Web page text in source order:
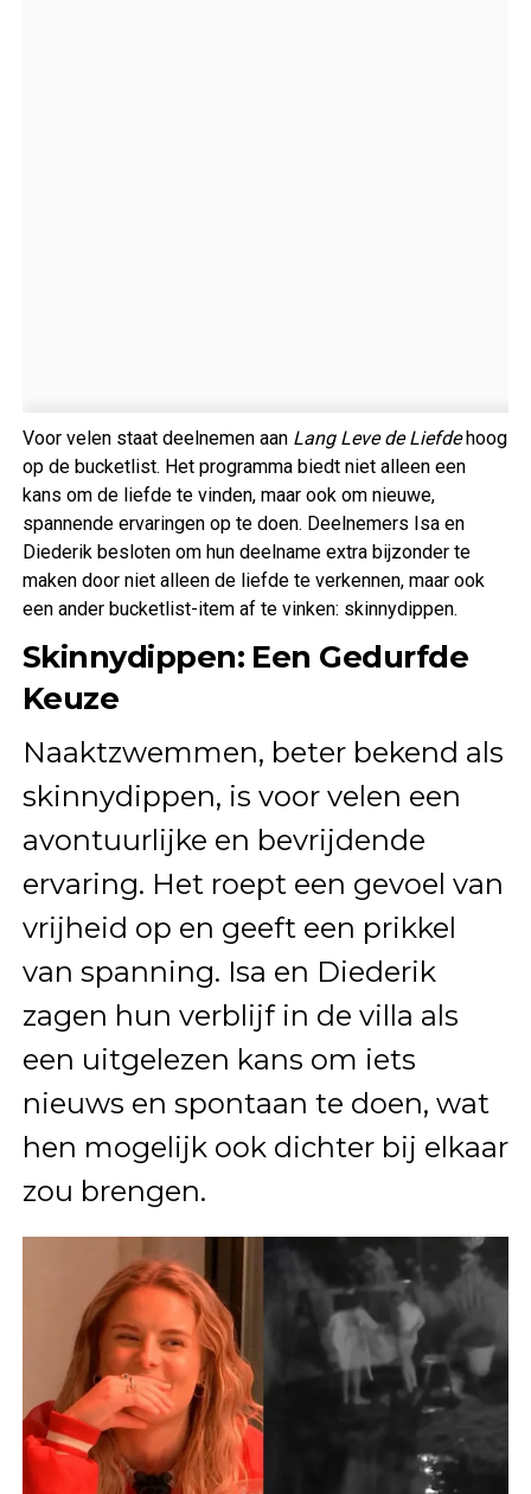
Voor velen staat deelnemen aan Lang Leve de Liefdehoog
op de bucketlist. Het programma biedt niet alleen een
kans om de liefde te vinden, maar ook om nieuwe,
spannende ervaringen op te doen. Deelnemers Isa en
Diederik besloten om hun deelname extra bijzonder te
maken door niet alleen de liefde te verkennen, maar ook
een ander bucketlist-item af te vinken: skinnydippen.
Skinnydippen: Een Gedurfde
Keuze
Naaktzwemmen, beter bekend als
skinnydippen, is voor velen een
avontuurlijke en bevrijdende
ervaring. Het roept een gevoel van
vrijheid op en geeft een prikkel
van spanning. Isa en Diederik
zagen hun verblijf in de villa als
een uitgelezen kans om iets
nieuws en spontaan te doen, wat
hen mogelijk ook dichter bij elkaar
zou brengen.